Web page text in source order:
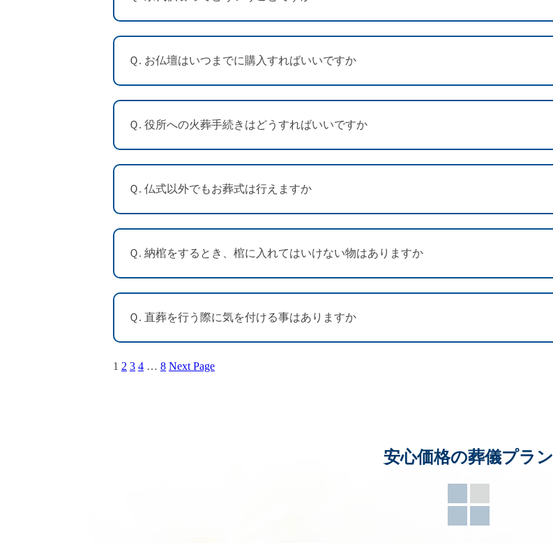
Ｑ. お仏壇はいつまでに購入すればいいですか
Ｑ. 役所への火葬手続きはどうすればいいですか
Ｑ. 仏式以外でもお葬式は行えますか
Ｑ. 納棺をするとき、棺に入れてはいけない物はありますか
Ｑ. 直葬を行う際に気を付ける事はありますか
1 2 3 4 … 8 Next Page
安心価格の葬儀プラン